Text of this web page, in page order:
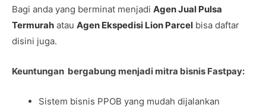
Bagi anda yang berminat menjadi Agen Jual Pulsa
Termurah atau Agen Ekspedisi Lion Parcel bisa daftar
disini juga.
Keuntungan bergabung menjadi mitra bisnis Fastpay:
Sistem bisnis PPOB yang mudah dijalankan